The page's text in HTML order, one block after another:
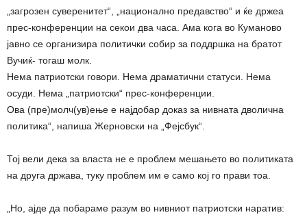
„загрозен суверенитет“, „национално предавство“ и ќе држеа
прес-конференции на секои два часа. Ама кога во Куманово
јавно се организира политички собир за поддршка на братот
Вучиќ- тогаш молк.
Нема патриотски говори. Нема драматични статуси. Нема
осуди. Нема „патриотски“ прес-конференции.
Ова (пре)молч(ув)ење е најдобар доказ за нивната дволична
политика“, напиша Жерновски на „Фејсбук“.
Тој вели дека за власта не е проблем мешањето во политиката
на друга држава, туку проблем им е само кој го прави тоа.
„Но, ајде да побараме разум во нивниот патриотски наратив: